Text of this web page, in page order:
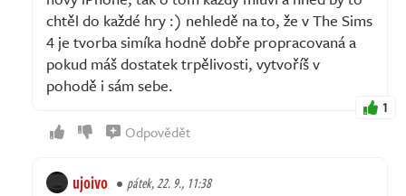
chtěl do každé hry :) nehledě na to, že v The Sims
4 je tvorba simíka hodně dobře propracovaná a
pokud máš dostatek trpělivosti, vytvoříš v
pohodě i sám sebe.
1
Odpovědět
ujoivo pátek, 22. 9., 11:38